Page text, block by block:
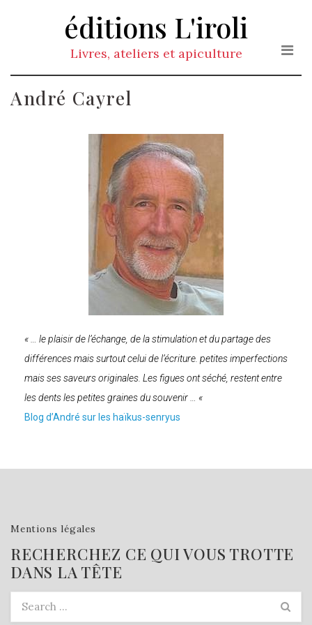
éditions L'iroli
Livres, ateliers et apiculture
André Cayrel
« … le plaisir de l’échange, de la stimulation et du partage des
différences mais surtout celui de l’écriture. petites imperfections
mais ses saveurs originales. Les figues ont séché, restent entre
les dents les petites graines du souvenir … «
Blog d’André sur les haïkus-senryus
Mentions légales
RECHERCHEZ CE QUI VOUS TROTTE
DANS LA TÊTE